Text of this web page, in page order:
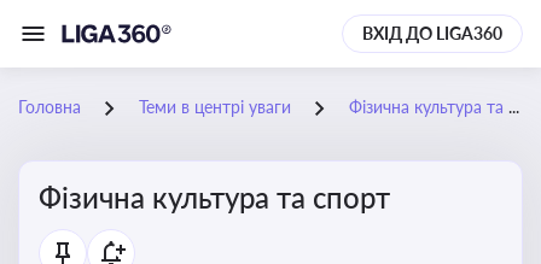
ВХІД ДО LIGA360
Головна Теми в центрі уваги Фізична культура та спорт
Фізична культура та спорт